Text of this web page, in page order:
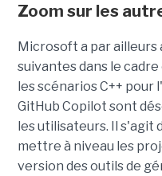
Zoom sur les
Microsoft a par ailleurs
suivantes dans le cadre
les scénarios C++
GitHub Copilot sont
les utilisateurs. Il s'agit
mettre à niveau les
version des outils de